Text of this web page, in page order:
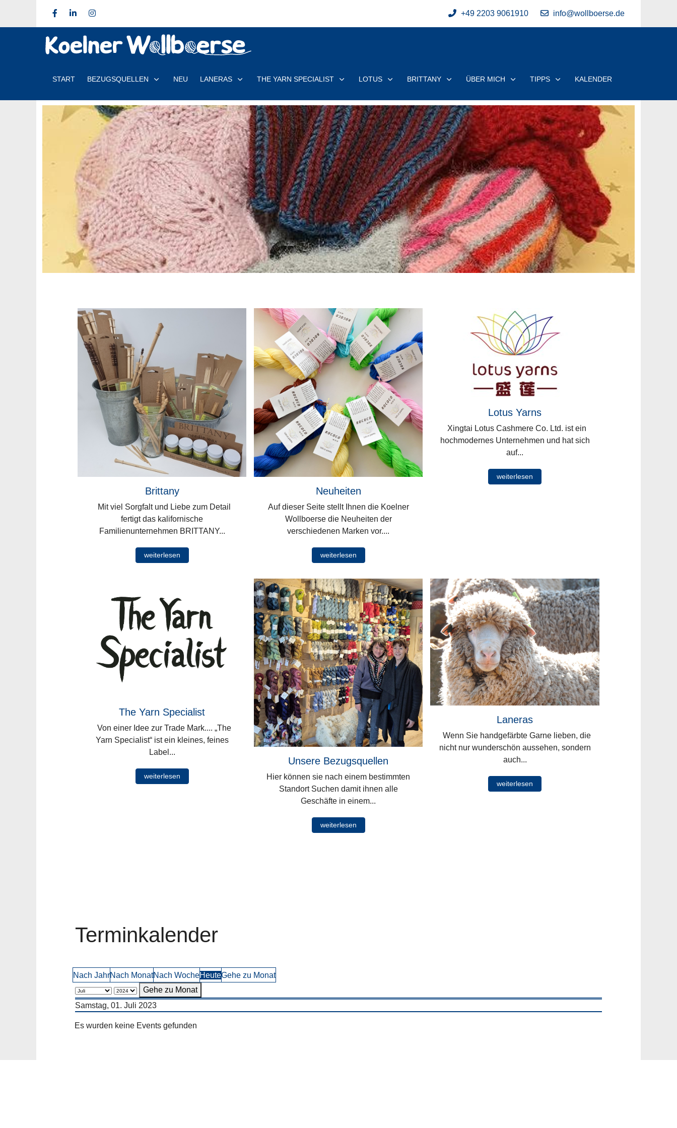
+49 2203 9061910 info@wollboerse.de
START BEZUGSQUELLEN NEU LANERAS THE YARN SPECIALIST LOTUS BRITTANY ÜBER MICH TIPPS KALENDER
Brittany
Mit viel Sorgfalt und Liebe zum Detail
fertigt das kalifornische
Familienunternehmen BRITTANY...
weiterlesen
Neuheiten
Auf dieser Seite stellt Ihnen die Koelner
Wollboerse die Neuheiten der
verschiedenen Marken vor....
weiterlesen
Lotus Yarns
Xingtai Lotus Cashmere Co. Ltd. ist ein
hochmodernes Unternehmen und hat sich
auf...
weiterlesen
The Yarn Specialist
Von einer Idee zur Trade Mark.... „The
Yarn Specialist“ ist ein kleines, feines
Label...
weiterlesen
Unsere Bezugsquellen
Hier können sie nach einem bestimmten
Standort Suchen damit ihnen alle
Geschäfte in einem...
weiterlesen
Laneras
Wenn Sie handgefärbte Garne lieben, die
nicht nur wunderschön aussehen, sondern
auch...
weiterlesen
Terminkalender
Nach JahrNach MonatNach WocheHeuteGehe zu Monat
Gehe zu Monat
Samstag, 01. Juli 2023
Es wurden keine Events gefunden